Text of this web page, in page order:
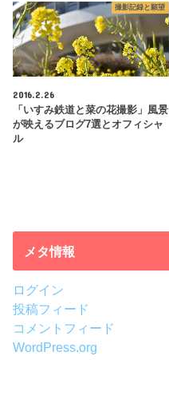
撮影記録と願望
2016.2.26
「いすみ鉄道と菜の花撮影」風景
が映えるブログ7選とオフィシャ
ル
メタ情報
ログイン
投稿フィード
コメントフィード
WordPress.org